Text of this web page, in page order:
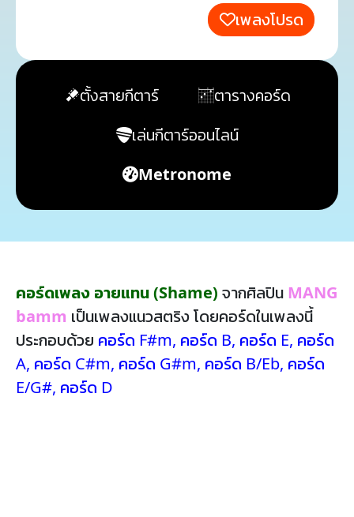
เพลงโปรด
ตั้งสายกีตาร์
ตารางคอร์ด
เล่นกีตาร์ออนไลน์
Metronome
คอร์ดเพลง อายแทน (Shame) จากศิลปิน MANG
bamm เป็นเพลงแนวสตริง โดยคอร์ดในเพลงนี้
ประกอบด้วย คอร์ด F#m, คอร์ด B, คอร์ด E, คอร์ด
A, คอร์ด C#m, คอร์ด G#m, คอร์ด B/Eb, คอร์ด
E/G#, คอร์ด D